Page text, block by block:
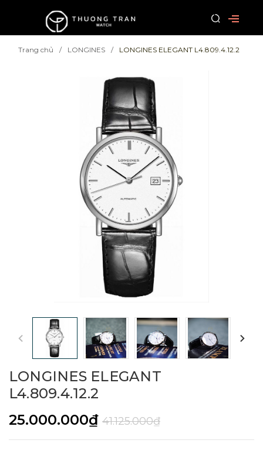
Trang chủ LONGINES LONGINES ELEGANT L4.809.4.12.2
LONGINES ELEGANT
L4.809.4.12.2
25.000.000₫ 41.125.000₫